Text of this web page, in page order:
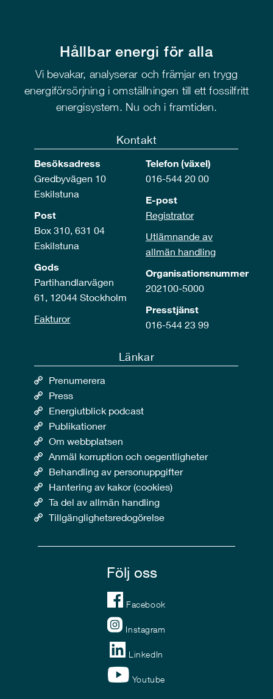
Hållbar energi för alla
Vi bevakar, analyserar och främjar en trygg
energiförsörjning i omställningen till ett fossilfritt
energisystem. Nu och i framtiden.
Kontakt
Besöksadress
Gredbyvägen 10
Eskilstuna
Post
Box 310, 631 04
Eskilstuna
Gods
Partihandlarvägen
61, 12044 Stockholm
Fakturor
Telefon (växel)
016-544 20 00
E-post
Registrator
Utlämnande av
allmän handling
Organisationsnummer
202100-5000
Presstjänst
016-544 23 99
Länkar
Prenumerera
Press
Energiutblick podcast
Publikationer
Om webbplatsen
Anmäl korruption och oegentligheter
Behandling av personuppgifter
Hantering av kakor (cookies)
Ta del av allmän handling
Tillgänglighetsredogörelse
Följ oss
Facebook
Instagram
LinkedIn
Youtube